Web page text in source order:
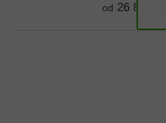
od 26 833 Kč